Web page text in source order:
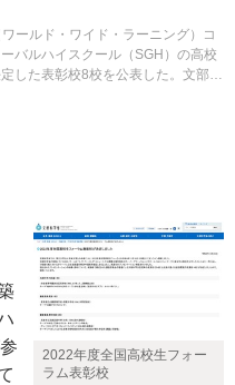
ールド・ワイド・ラーニング）コ
バルハイスクール（SGH）の高校
した表彰校8校を公表した。文部科
2022年度全国高校生フォー
ラム表彰校